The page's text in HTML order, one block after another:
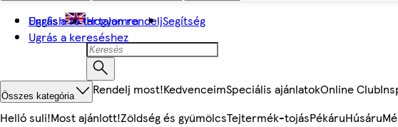
Ugrás a fő tartalomra
Ugrás a kereséshez
English Hogyan rendeljSegítség
Összes kategória Rendelj most!KedvenceimSpeciális ajánlatokOnline Club
Helló suli!Most ajánlott!Zöldség és gyümölcsTejtermék-tojásPékáruHúsáru